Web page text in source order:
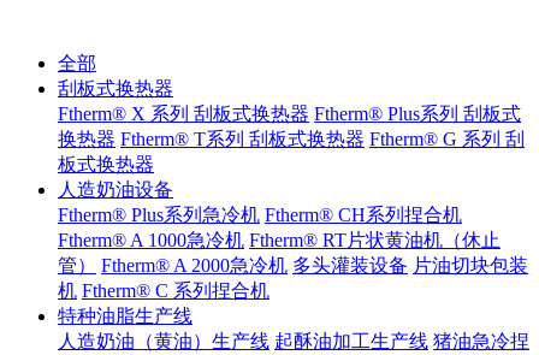
全部
刮板式换热器
Ftherm® X 系列 刮板式换热器 Ftherm® Plus系列 刮板式
换热器 Ftherm® T系列 刮板式换热器 Ftherm® G 系列 刮
板式换热器
人造奶油设备
Ftherm® Plus系列急冷机 Ftherm® CH系列捏合机
Ftherm® A 1000急冷机 Ftherm® RT片状黄油机（休止
管）
Ftherm® A 2000急冷机 多头灌装设备 片油切块包装
机 Ftherm® C 系列捏合机
特种油脂生产线
人造奶油（黄油）生产线 起酥油加工生产线 猪油急冷捏